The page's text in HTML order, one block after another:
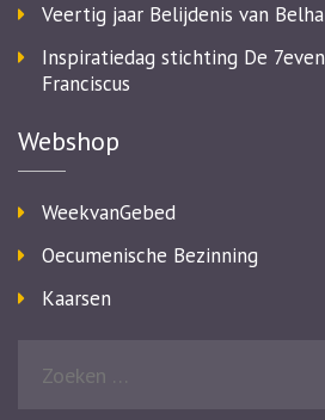
Veertig jaar Belijdenis van
Inspiratiedag stichting De
Franciscus
Webshop
WeekvanGebed
Oecumenische Bezinning
Kaarsen